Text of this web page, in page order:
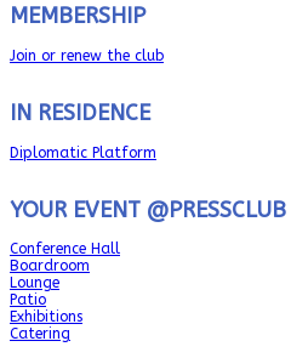
MEMBERSHIP
Join or renew the club
IN RESIDENCE
Diplomatic Platform
YOUR EVENT @PRESSCLUB
Conference Hall
Boardroom
Lounge
Patio
Exhibitions
Catering